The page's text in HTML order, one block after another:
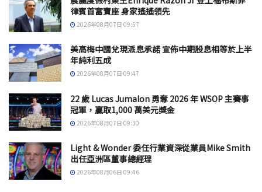
律賓首富寶座 身家遙遙領先
2026年08月07日 09:57
美高梅中國兌現派息承諾 宣佈中期股息相等於上半
年純利五成
2026年08月07日 09:47
22 歲 Lucas Jumalon 勇奪 2026 年 WSOP 主賽事
冠軍，贏取1,000 萬美元獎金
2026年08月07日 09:30
Light & Wonder 委任行業資深從業員Mike Smith
出任亞洲區董事總經理
2026年08月06日 09:46